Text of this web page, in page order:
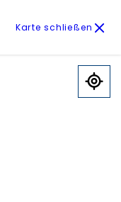
Karte schließen